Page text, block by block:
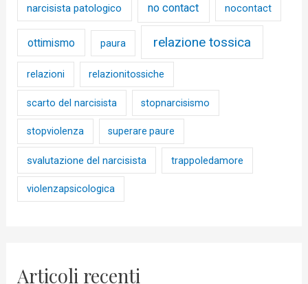
narcisista patologico no contact nocontact
ottimismo paura relazione tossica
relazioni relazionitossiche
scarto del narcisista stopnarcisismo
stopviolenza superare paure
svalutazione del narcisista trappoledamore
violenzapsicologica
Articoli recenti